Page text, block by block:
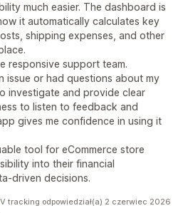
much easier. The dashboard is
it automatically calculates key
shipping expenses, and other
responsive support team.
issue or had questions about my
investigate and provide clear
to listen to feedback and
gives me confidence in using it
tool for eCommerce store
into their financial
driven decisions.
tracking odpowiedział(a) 2 czerwiec 2026